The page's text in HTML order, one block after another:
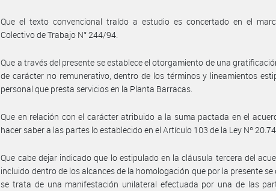
Que el texto convencional traído a estudio es concertado en el
Colectivo de Trabajo N° 244/94.
Que a través del presente se establece el otorgamiento de una
de carácter no remunerativo, dentro de los términos y lineamientos
personal que presta servicios en la Planta Barracas.
Que en relación con el carácter atribuido a la suma pactada en el
hacer saber a las partes lo establecido en el Artículo 103 de la Ley Nº
Que cabe dejar indicado que lo estipulado en la cláusula tercera del
incluido dentro de los alcances de la homologación que por la presente
se trata de una manifestación unilateral efectuada por una de las